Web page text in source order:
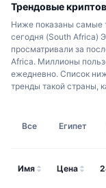
Рейтинг
Категории
Рынки
Обзор
DexScan
Сигналы
Новый
Лидеры
Биржи
Spot
Лента
Темы
API
API
Продукты
Трендовые
Ниже показаны самые
сегодня (South Africa)
просматривали за
Africa. Миллионы
ежедневно. Список
тренды такой страны,
Все Египет
Имя Цена